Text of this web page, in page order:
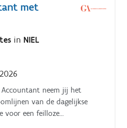
met
in NIEL
Accountant neem jij het
van de dagelijkse
voor een feilloze